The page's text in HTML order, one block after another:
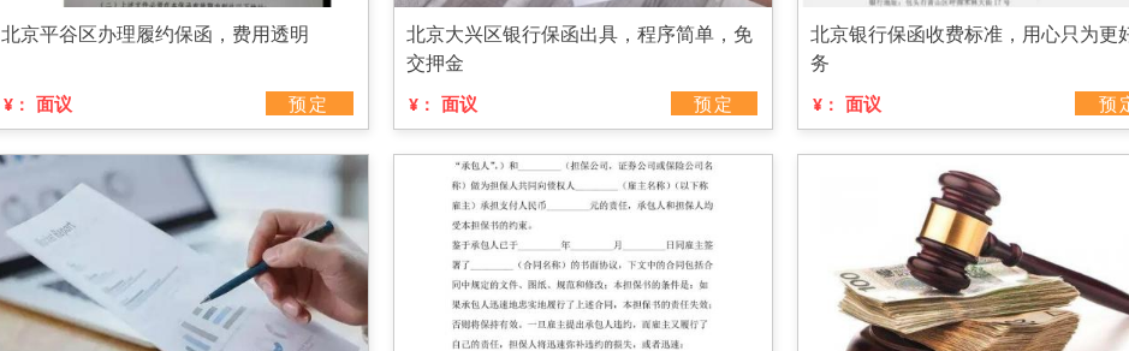
北京平谷区办理履约保函，费用透明
¥： 面议 预定
北京大兴区银行保函出具，程序简单，免
交押金
¥： 面议 预定
北京银行保函收费标准，用心只为更
务
¥： 面议 预